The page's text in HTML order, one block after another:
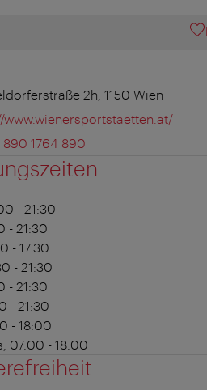
2h, 1150 Wien
www.wienersportstaetten.at/
890 1764 890
- 21:30
- 21:30
- 17:30
- 21:30
- 21:30
- 21:30
- 18:00
07:00 - 18:00